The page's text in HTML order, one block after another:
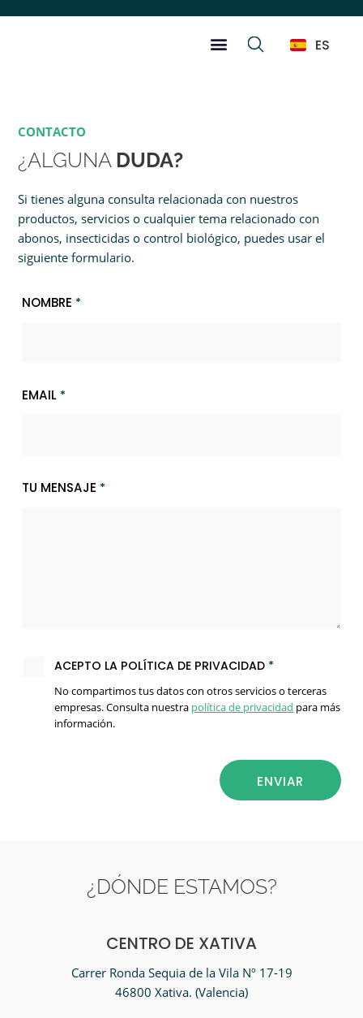
ES
CONTACTO
¿ALGUNA DUDA?
Si tienes alguna consulta relacionada con nuestros
productos, servicios o cualquier tema relacionado con
abonos, insecticidas o control biológico, puedes usar el
siguiente formulario.
NOMBRE *
EMAIL *
TU MENSAJE *
ACEPTO LA POLÍTICA DE PRIVACIDAD *
No compartimos tus datos con otros servicios o terceras
empresas. Consulta nuestra política de privacidad para más
información.
¿DÓNDE ESTAMOS?
CENTRO DE XATIVA
Carrer Ronda Sequia de la Vila Nº 17-19
46800 Xativa. (Valencia)